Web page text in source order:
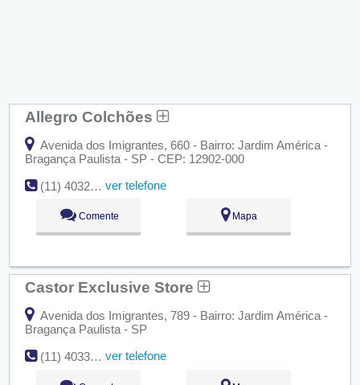
Allegro Colchões
Avenida dos Imigrantes, 660 - Bairro: Jardim América -
Bragança Paulista - SP - CEP: 12902-000
(11) 4032-4821
ver telefone
Comente Mapa
Castor Exclusive Store
Avenida dos Imigrantes, 789 - Bairro: Jardim América -
Bragança Paulista - SP
(11) 4033-3100
ver telefone